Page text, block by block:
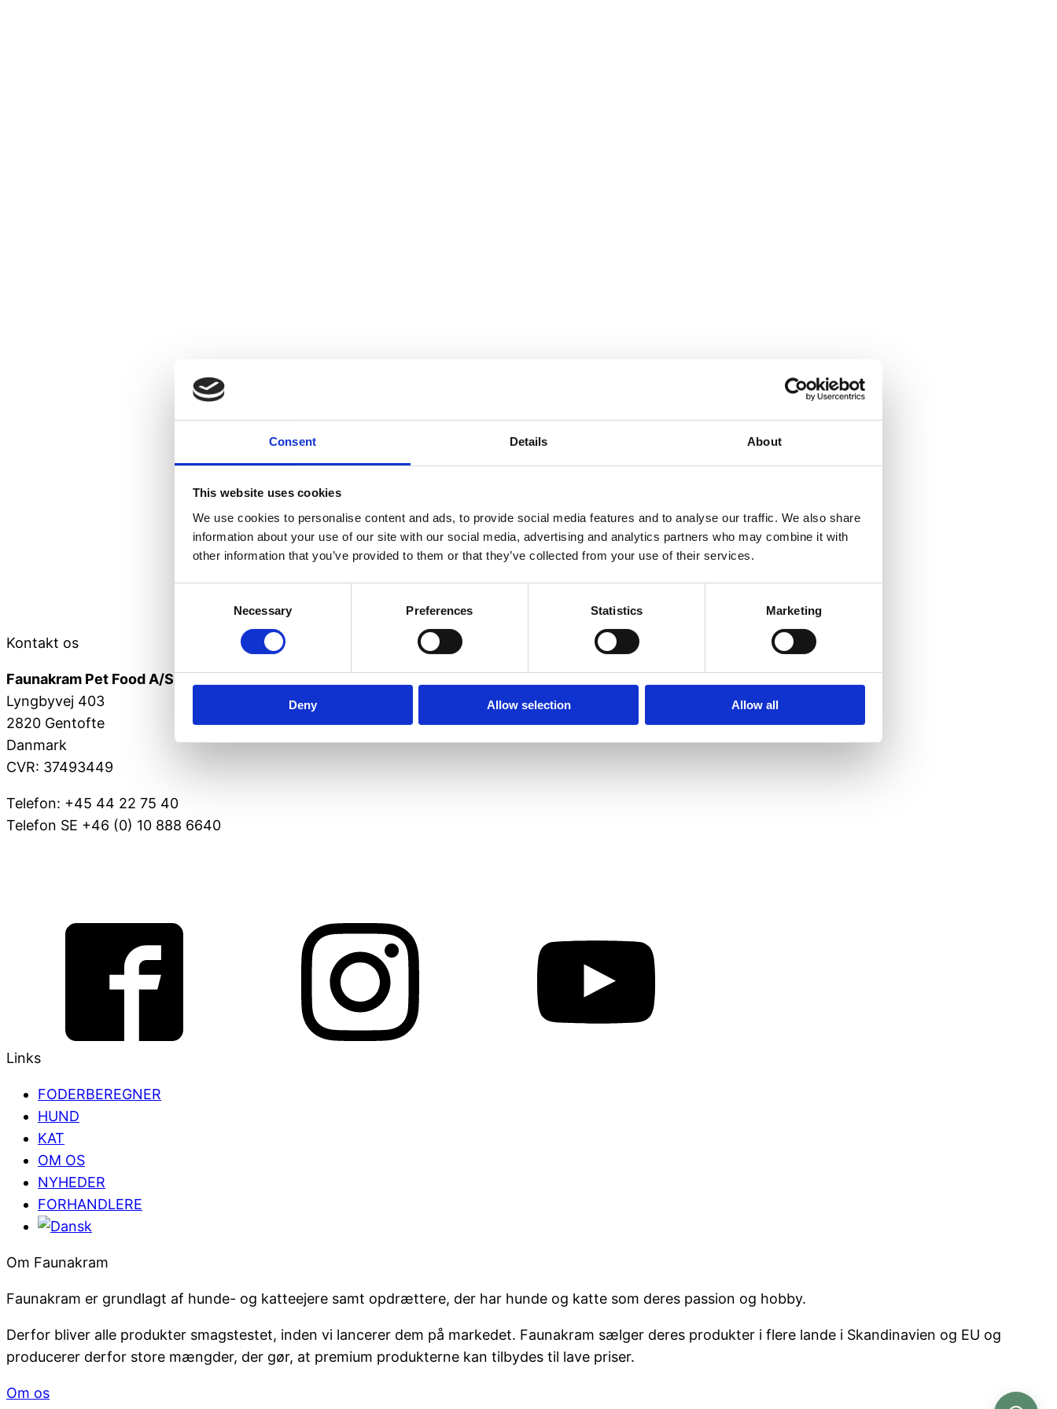
Consent Details About
This website uses cookies
We use cookies to personalise content and ads, to provide social media features and to analyse our traffic. We also share
information about your use of our site with our social media, advertising and analytics partners who may combine it with
other information that you’ve provided to them or that they’ve collected from your use of their services.
Necessary Preferences Statistics Marketing
Deny Allow selection Allow all
Kontakt os
Faunakram Pet Food A/S
Lyngbyvej 403
2820 Gentofte
Danmark
CVR: 37493449
Telefon: +45 44 22 75 40
Telefon SE +46 (0) 10 888 6640
Links
FODERBEREGNER
HUND
KAT
OM OS
NYHEDER
FORHANDLERE
Om Faunakram
Faunakram er grundlagt af hunde- og katteejere samt opdrættere, der har hunde og katte som deres passion og hobby.
Derfor bliver alle produkter smagstestet, inden vi lancerer dem på markedet. Faunakram sælger deres produkter i flere lande i Skandinavien og EU og
producerer derfor store mængder, der gør, at premium produkterne kan tilbydes til lave priser.
Om os